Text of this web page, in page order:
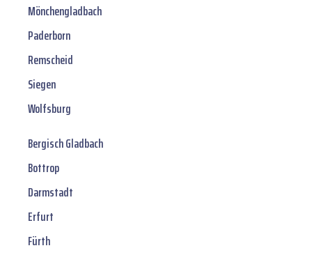
Mönchengladbach
Paderborn
Remscheid
Siegen
Wolfsburg
Bergisch Gladbach
Bottrop
Darmstadt
Erfurt
Fürth